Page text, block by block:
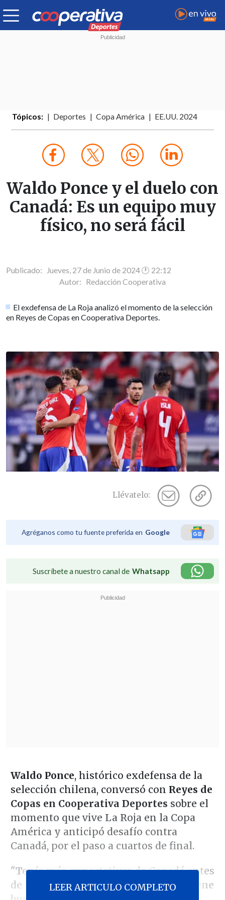
Tópicos: Deportes Copa América EE.UU. 2024
Waldo Ponce y el duelo con
Canadá: Es un equipo muy
físico, no será fácil
Publicado: Jueves, 27 de Junio de 2024 🕐 22:12
Autor: Redacción Cooperativa
El exdefensa de La Roja analizó el momento de la selección
en Reyes de Copas en Cooperativa Deportes.
Llévatelo:
Agréganos como tu fuente preferida en Google
Suscríbete a nuestro canal de Whatsapp
Waldo Ponce, histórico exdefensa de la
selección chilena, conversó con Reyes de
Copas en Cooperativa Deportes sobre el
momento que vive La Roja en la Copa
América y anticipó desafío contra
Canadá, por el paso a cuartos de final.
"Tenía más expectativas de Canadá antes
de la Copa. Es un equipo muy físico, tiene
LEER ARTICULO COMPLETO